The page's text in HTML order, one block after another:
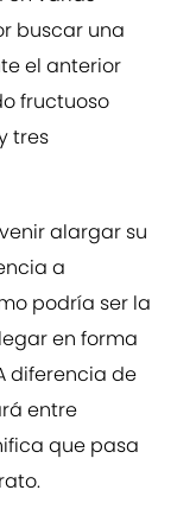
buscar una
el anterior
fructuoso
tres
alargar su
a
podría ser la
en forma
diferencia de
entre
que pasa